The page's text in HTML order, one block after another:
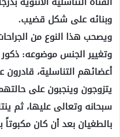
وبنائه على شكل قضيب.
ويصحب هذا النوع من
وتغيير الجنس موضوعه:
أعضائهم التناسلية، قادرون
يتزوجون وينجبون على
سبحانه وتعالى عليها، ثم
بالطغيان بعد أن كان مكبوتاً